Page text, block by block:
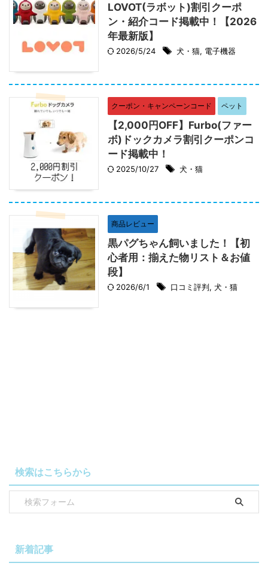
LOVOT(ラボット)割引クーポ
ン・紹介コード掲載中！【2026
年最新版】
2026/5/24 犬・猫, 電子機器
クーポン・キャンペーンコード ペット
【2,000円OFF】Furbo(ファー
ボ)ドックカメラ割引クーポンコ
ード掲載中！
2025/10/27 犬・猫
商品レビュー
黒パグちゃん飼いました！【初
心者用：揃えた物リスト＆お値
段】
2026/6/1 口コミ評判, 犬・猫
検索はこちらから
新着記事